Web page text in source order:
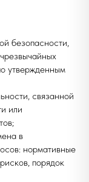
безопасности,
утвержденным
связанной
или
в
нормативные
порядок